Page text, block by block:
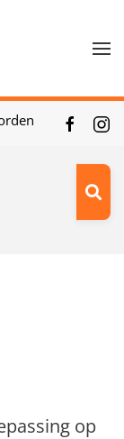
op